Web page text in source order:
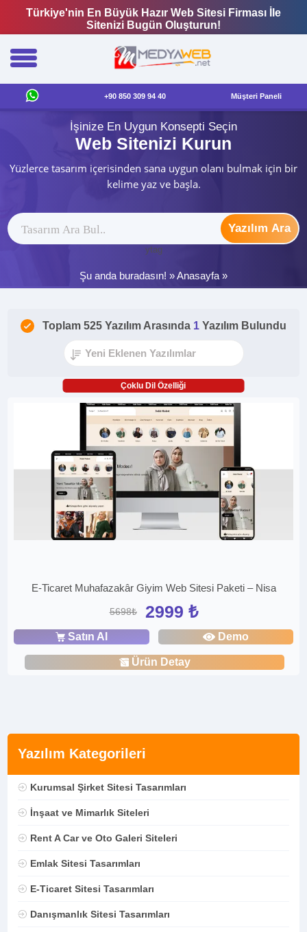
Türkiye'nin En Büyük Hazır Web Sitesi Firması İle
Sitenizi Bugün Oluşturun!
+90 850 309 94 40 Müşteri Paneli
İşinize En Uygun Konsepti Seçin
Web Sitenizi Kurun
Yüzlerce tasarım içerisinden sana uygun olanı bulmak için bir
kelime yaz ve başla.
Yazılım Ara
ytag
Şu anda buradasın! »Anasayfa »
Yazılım Kategorileri
Kurumsal Şirket Sitesi Tasarımları
İnşaat ve Mimarlık Siteleri
Rent A Car ve Oto Galeri Siteleri
Emlak Sitesi Tasarımları
E-Ticaret Sitesi Tasarımları
Danışmanlık Sitesi Tasarımları
Toplam 525 Yazılım Arasında 1 Yazılım Bulundu
Çoklu Dil Özelliği
E-Ticaret Muhafazakâr Giyim Web Sitesi Paketi – Nisa
5698₺ 2999 ₺
Satın Al Demo
Ürün Detay